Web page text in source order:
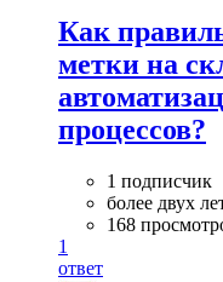
Как
метки на
процессов?
1 подписчик
более двух
168
1
ответ